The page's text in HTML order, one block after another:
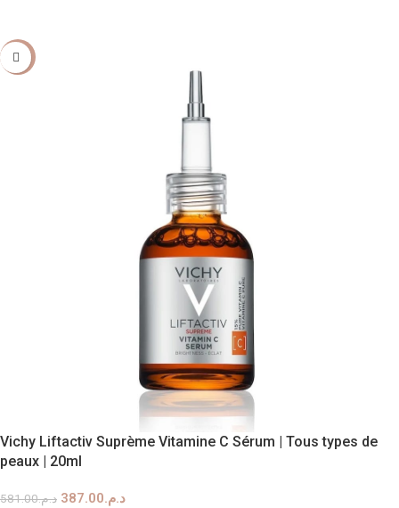
Vichy Liftactiv Suprème Vitamine C Sérum | Tous types de
peaux | 20ml
د.م.581.00 د.م.387.00